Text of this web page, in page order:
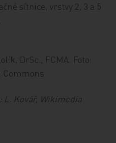
sítnice, vrstvy 2, 3 a 5
L. Kovář, Wikimedia